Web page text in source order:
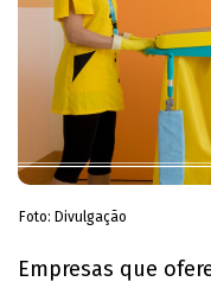
Foto: Divulgação
Empresas que